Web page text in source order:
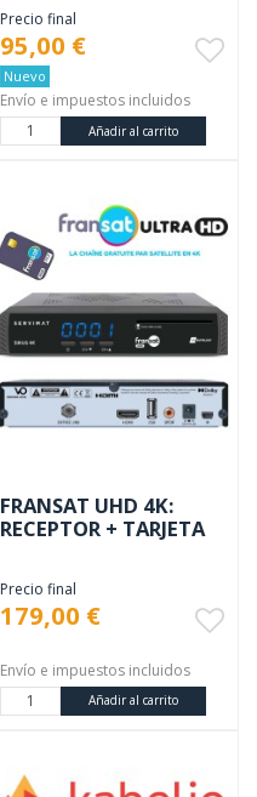
Precio final
95,00 €
Nuevo
Envío e impuestos incluidos
Añadir al carrito
FRANSAT UHD 4K:
RECEPTOR + TARJETA
Precio final
179,00 €
Envío e impuestos incluidos
Añadir al carrito